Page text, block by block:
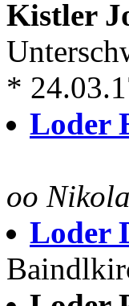
Kistler
*
Loder
oo
Loder